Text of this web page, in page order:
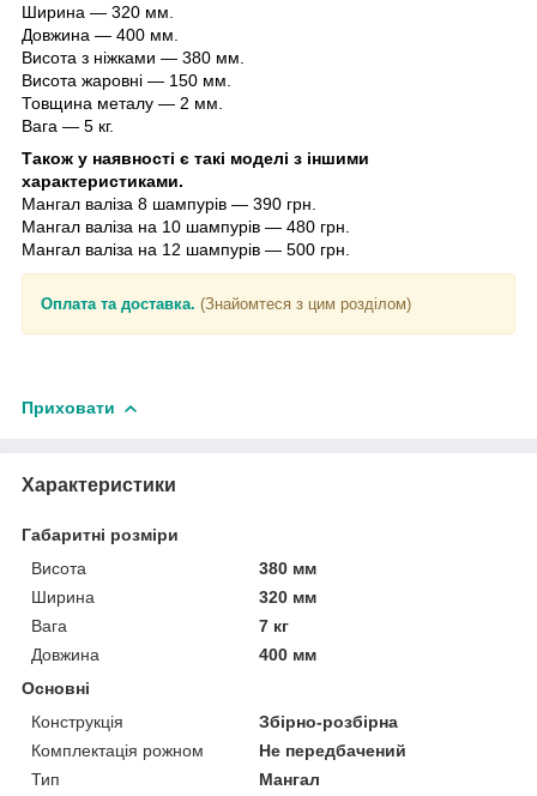
Ширина — 320 мм.
Довжина — 400 мм.
Висота з ніжками — 380 мм.
Висота жаровні — 150 мм.
Товщина металу — 2 мм.
Вага — 5 кг.
Також у наявності є такі моделі з іншими
характеристиками.
Мангал валіза 8 шампурів — 390 грн.
Мангал валіза на 10 шампурів — 480 грн.
Мангал валіза на 12 шампурів — 500 грн.
Оплата та доставка. (Знайомтеся з цим розділом)
Приховати
Характеристики
Габаритні розміри
Висота
380 мм
Ширина
320 мм
Вага
7 кг
Довжина
400 мм
Основні
Конструкція
Збірно-розбірна
Комплектація рожном
Не передбачений
Тип
Мангал